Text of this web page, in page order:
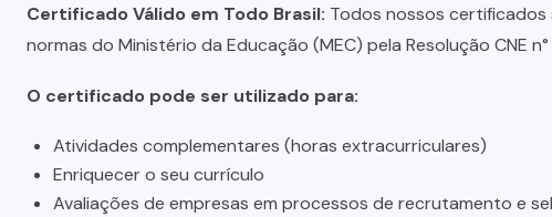
Certificado Válido em Todo Brasil: Todos nossos certificados
normas do Ministério da Educação (MEC) pela Resolução CNE
O certificado pode ser utilizado para:
Atividades complementares (horas extracurriculares)
Enriquecer o seu currículo
Avaliações de empresas em processos de recrutamento e